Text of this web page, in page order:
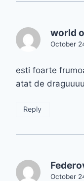
world
October
esti foarte
atat de
Reply
October